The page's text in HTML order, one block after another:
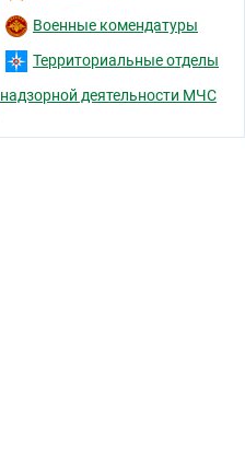
Военные комендатуры
Территориальные отделы
надзорной деятельности МЧС